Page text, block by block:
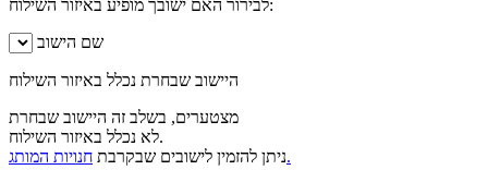
לבירור האם ישובך מופיע באיזור השילוח:
שם הישוב
היישוב שבחרת נכלל באיזור השילוח
מצטערים, בשלב זה היישוב שבחרת
לא נכלל באיזור השילוח.
ניתן להזמין לישובים שבקרבתחנויות המותג.